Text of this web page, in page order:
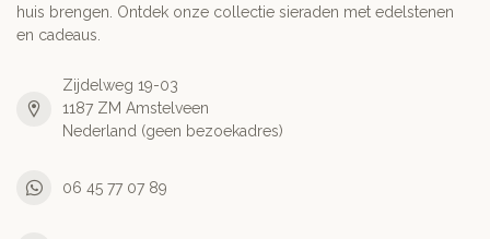
huis brengen. Ontdek onze collectie sieraden met edelstenen
en cadeaus.
Zijdelweg 19-03
1187 ZM Amstelveen
Nederland (geen bezoekadres)
06 45 77 07 89